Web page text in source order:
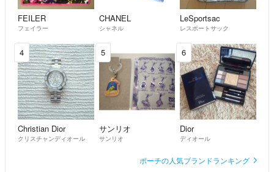
☑️送料込みのものは最安の発送方法になります。
ご心配な方は追跡有りのものに変更可能です。
その際は別途送料頂戴いたします。
お急ぎの方、『○日までに必要』という方は
"必ず"お申し付け下さい！
※お申し付けなく間に合わない場合の悪い評価は通報します。
土日は郵便局がお休みの為、基本は月曜発送となります。
FEILER
フェイラー
CHANEL
シャネル
LeSportsac
レスポートサック
4
Christian Dior
クリスチャンディオール
5
サンリオ
サンリオ
6
Dior
ディオール
ポーチの人気ブランドランキング